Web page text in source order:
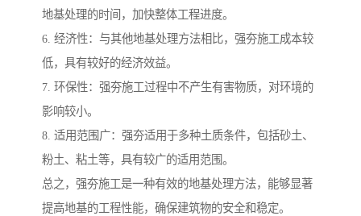
地基处理的时间，加快整体工程进度。
6. 经济性：与其他地基处理方法相比，强夯施工成本较
低，具有较好的经济效益。
7. 环保性：强夯施工过程中不产生有害物质，对环境的
影响较小。
8. 适用范围广：强夯适用于多种土质条件，包括砂土、
粉土、粘土等，具有较广的适用范围。
总之，强夯施工是一种有效的地基处理方法，能够显著
提高地基的工程性能，确保建筑物的安全和稳定。